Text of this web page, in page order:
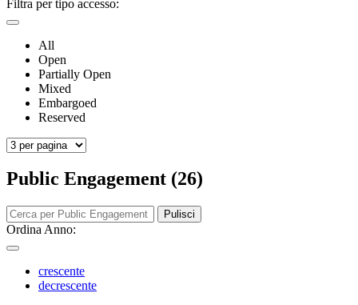
Filtra per tipo accesso:
All
Open
Partially Open
Mixed
Embargoed
Reserved
Public Engagement (26)
Pulisci
Ordina Anno:
crescente
decrescente